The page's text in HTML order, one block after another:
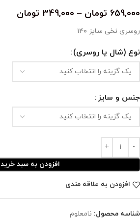
659,000 تومان –
349,000 تومان
روسری نخی سایز ۱۴۰
نوع (شال یا روسری)
جنس و سایز
افزودن به سبد خرید
افزودن به علاقه مندی
شناسه محصول: نامعلوم